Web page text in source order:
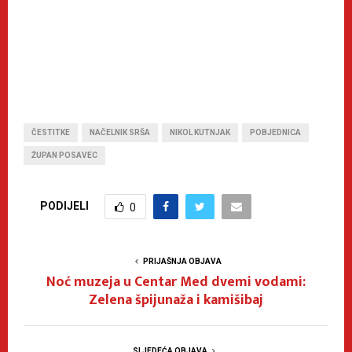
ČESTITKE NAČELNIK SRŠA NIKOL KUTNJAK POBJEDNICA
ŽUPAN POSAVEC
PODIJELI 0
PRIJAŠNJA OBJAVA
Noć muzeja u Centar Med dvemi vodami:
Zelena špijunaža i kamišibaj